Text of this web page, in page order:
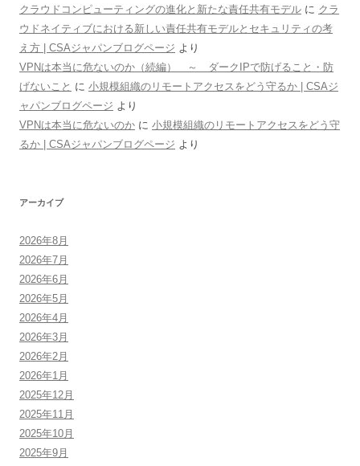
クラウドコンピューティングの進化と新たな責任共有モデル に クラ
ウドネイティブにおける新しい責任共有モデルとセキュリティの考
え方 | CSAジャパンブログページ より
VPNは本当に危ないのか（続編） ～ ダークIPで防げること・防
げないこと に 小規模組織のリモートアクセスをどう守るか | CSAジ
ャパンブログページ より
VPNは本当に危ないのか に 小規模組織のリモートアクセスをどう守
るか | CSAジャパンブログページ より
アーカイブ
2026年8月
2026年7月
2026年6月
2026年5月
2026年4月
2026年3月
2026年2月
2026年1月
2025年12月
2025年11月
2025年10月
2025年9月